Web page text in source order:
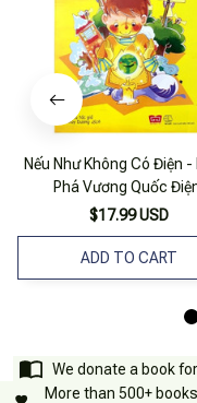
Nếu Như Không Có Điện -
Phá Vương Quốc
$17.99 USD
ADD TO CART
We donate a book
More than 500+